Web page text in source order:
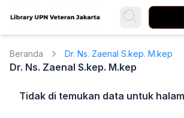
Beranda Dr. Ns. Zaenal S.kep. M.kep
Dr. Ns. Zaenal S.kep. M.kep
Tidak di temukan data untuk